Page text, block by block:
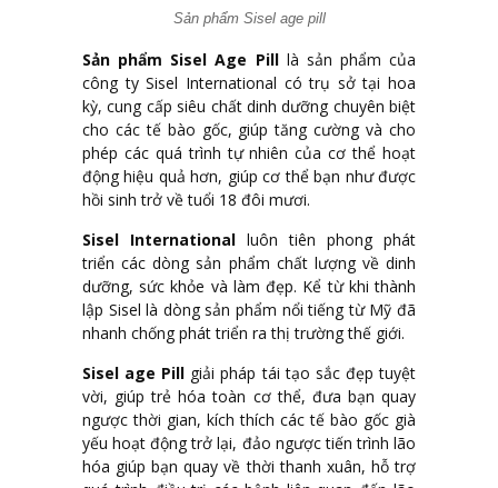
Sản phẩm Sisel age pill
Sản phẩm Sisel Age Pilllà sản phẩm của
công ty Sisel International có trụ sở tại hoa
kỳ, cung cấp siêu chất dinh dưỡng chuyên biệt
cho các tế bào gốc, giúp tăng cường và cho
phép các quá trình tự nhiên của cơ thể hoạt
động hiệu quả hơn, giúp cơ thể bạn như được
hồi sinh trở về tuổi 18 đôi mươi.
Sisel International luôn tiên phong phát
triển các dòng sản phẩm chất lượng về dinh
dưỡng, sức khỏe và làm đẹp. Kể từ khi thành
lập Sisel là dòng sản phẩm nổi tiếng từ Mỹ đã
nhanh chống phát triển ra thị trường thế giới.
Sisel age Pill giải pháp tái tạo sắc đẹp tuyệt
vời, giúp trẻ hóa toàn cơ thể, đưa bạn quay
ngược thời gian, kích thích các tế bào gốc già
yếu hoạt động trở lại, đảo ngược tiến trình lão
hóa giúp bạn quay về thời thanh xuân, hỗ trợ